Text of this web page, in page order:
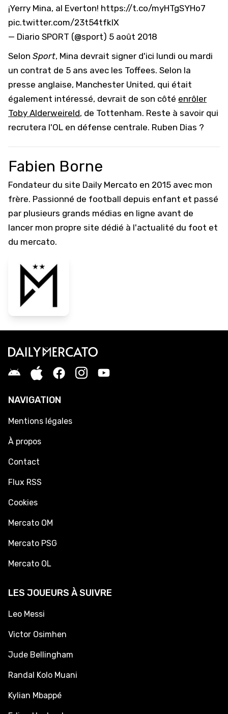
¡Yerry Mina, al Everton! https://t.co/myHTgSYHo7
pic.twitter.com/23t54tfkIX
— Diario SPORT (@sport) 5 août 2018
Selon Sport, Mina devrait signer d'ici lundi ou mardi
un contrat de 5 ans avec les Toffees. Selon la
presse anglaise, Manchester United, qui était
également intéressé, devrait de son côté enrôler
Toby Alderweireld, de Tottenham. Reste à savoir qui
recrutera l'OL en défense centrale. Ruben Dias ?
Fabien Borne
Fondateur du site Daily Mercato en 2015 avec mon
frère. Passionné de football depuis enfant et passé
par plusieurs grands médias en ligne avant de
lancer mon propre site dédié à l'actualité du foot et
du mercato.
NAVIGATION
Mentions légales
À propos
Contact
Flux RSS
Cookies
Mercato OM
Mercato PSG
Mercato OL
LES JOUEURS À SUIVRE
Leo Messi
Victor Osimhen
Jude Bellingham
Randal Kolo Muani
Kylian Mbappé